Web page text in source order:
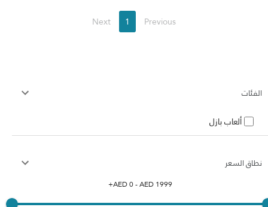
الفئات
ألعاب بازل
نطاق السعر
AED0- AED1999
+
Previous
1
Next